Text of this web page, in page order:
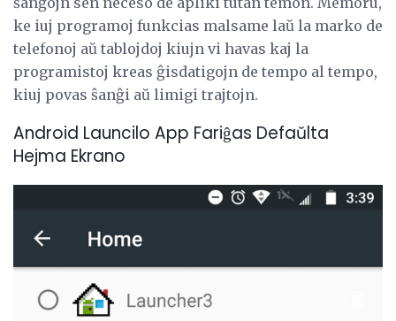
ke iuj programoj funkcias malsame laŭ la marko de
telefonoj aŭ tablojdoj kiujn vi havas kaj la
programistoj kreas ĝisdatigojn de tempo al tempo,
kiuj povas ŝanĝi aŭ limigi trajtojn.
Android Launcilo App Fariĝas Defaŭlta
Hejma Ekrano